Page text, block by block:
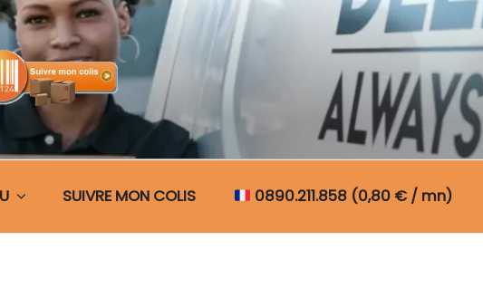
MON COLIS BELGIQUE
SUIVRE MON COLIS 0890.211.858 (0,80 € / mn)